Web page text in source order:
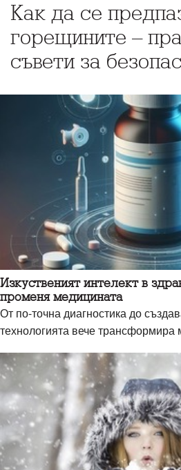
Как да се
горещините –
съвети за
Изкуственият интелект в
променя медицината
От по-точна диагностика до
технологията вече трансформира